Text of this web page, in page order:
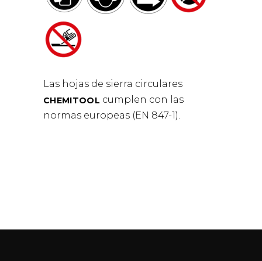
Las hojas de sierra circulares
CHEMITOOL cumplen con las
normas europeas (EN 847-1).